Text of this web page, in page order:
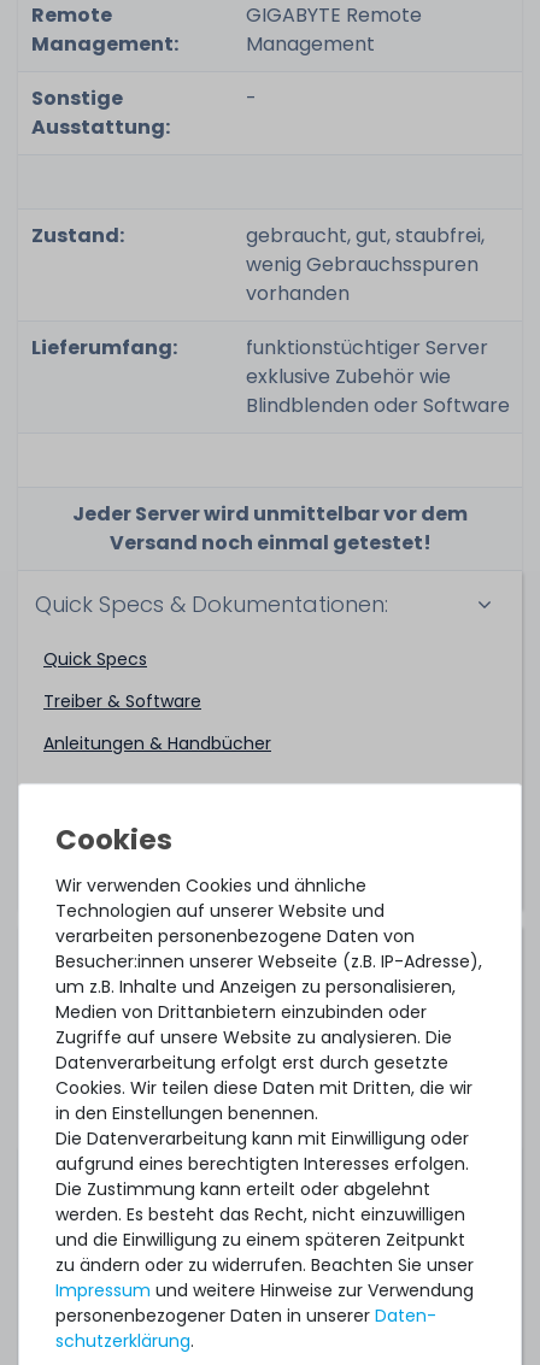
Remote
Management:
GIGABYTE Remote
Management
Sonstige
Ausstattung:
-
Zustand:
gebraucht, gut, staubfrei,
wenig Gebrauchsspuren
vorhanden
Lieferumfang:
funktionstüchtiger Server
exklusive Zubehör wie
Blindblenden oder Software
Jeder Server wird unmittelbar vor dem
Versand noch einmal getestet!
Quick Specs & Dokumentationen:
Quick Specs
Treiber & Software
Anleitungen & Handbücher
Hinweis:Diese Links führen auf die
Herstellerwebseite.
Kompatible Betriebssysteme:
Canonical Ubuntu 18.04 LTS
Canonical Ubuntu 20.04 LTS
Canonical Ubuntu 22.04 LTS
Canonical Ubuntu 24.04 LTS
Citrix Hypervisor 8.2.0
Microsoft Windows Server 2016
Microsoft Windows Server 2019
Microsoft Windows Server 2022
Red Hat Enterprise Linux 8.3
Wir verwenden Cookies und ähnliche
Technologien auf unserer Website und
verarbeiten personenbezogene Daten von
Besucher:innen unserer Webseite (z.B. IP-Adresse),
um z.B. Inhalte und Anzeigen zu personalisieren,
Medien von Drittanbietern einzubinden oder
Zugriffe auf unsere Website zu analysieren. Die
Datenverarbeitung erfolgt erst durch gesetzte
Cookies. Wir teilen diese Daten mit Dritten, die wir
in den Einstellungen benennen.
Die Datenverarbeitung kann mit Einwilligung oder
aufgrund eines berechtigten Interesses erfolgen.
Die Zustimmung kann erteilt oder abgelehnt
werden. Es besteht das Recht, nicht einzuwilligen
und die Einwilligung zu einem späteren Zeitpunkt
zu ändern oder zu widerrufen. Beachten Sie unser
Impressum und weitere Hinweise zur Verwendung
personenbezogener Daten in unserer Daten­
schutz­erklärung.